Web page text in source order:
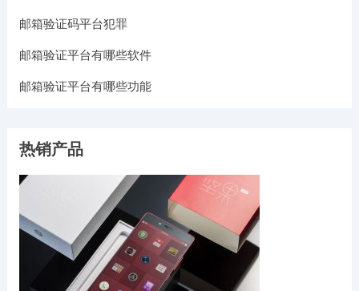
邮箱验证码平台犯罪
邮箱验证平台有哪些软件
邮箱验证平台有哪些功能
热销产品